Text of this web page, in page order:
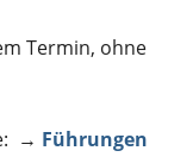
Termin, ohne
→ Führungen